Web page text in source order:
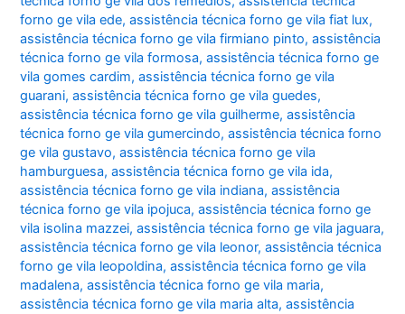
forno ge vila ede,assistência técnica forno ge vila fiat lux,
assistência técnica forno ge vila firmiano pinto,assistência
técnica forno ge vila formosa,assistência técnica forno ge
vila gomes cardim,assistência técnica forno ge vila
guarani,assistência técnica forno ge vila guedes,
assistência técnica forno ge vila guilherme,assistência
técnica forno ge vila gumercindo,assistência técnica forno
ge vila gustavo,assistência técnica forno ge vila
hamburguesa,assistência técnica forno ge vila ida,
assistência técnica forno ge vila indiana,assistência
técnica forno ge vila ipojuca,assistência técnica forno ge
vila isolina mazzei,assistência técnica forno ge vila jaguara,
assistência técnica forno ge vila leonor,assistência técnica
forno ge vila leopoldina,assistência técnica forno ge vila
madalena,assistência técnica forno ge vila maria,
assistência técnica forno ge vila maria alta,assistência